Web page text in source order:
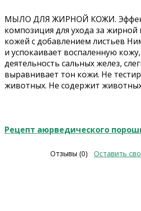
МЫЛО ДЛЯ ЖИРНОЙ КОЖИ.
композиция для ухода за
кожей с добавлением листьев
и успокаивает воспаленную
деятельность сальных желез,
выравнивает тон кожи. Не
животных. Не содержит
Рецепт аюрведического
Отзывы (0) Оставить